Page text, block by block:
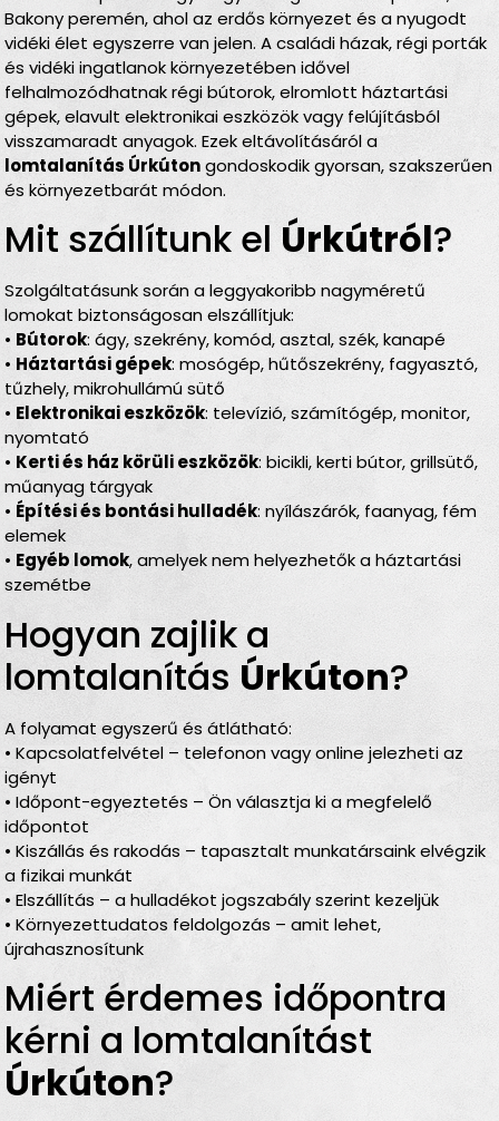
Bakony peremén, ahol az erdős környezet és a nyugodt
vidéki élet egyszerre van jelen. A családi házak, régi porták
és vidéki ingatlanok környezetében idővel
felhalmozódhatnak régi bútorok, elromlott háztartási
gépek, elavult elektronikai eszközök vagy felújításból
visszamaradt anyagok. Ezek eltávolításáról a
lomtalanítás Úrkútongondoskodik gyorsan, szakszerűen
és környezetbarát módon.
Mit szállítunk el Úrkútról?
Szolgáltatásunk során a leggyakoribb nagyméretű
lomokat biztonságosan elszállítjuk:
• Bútorok: ágy, szekrény, komód, asztal, szék, kanapé
• Háztartási gépek: mosógép, hűtőszekrény, fagyasztó,
tűzhely, mikrohullámú sütő
• Elektronikai eszközök: televízió, számítógép, monitor,
nyomtató
• Kerti és ház körüli eszközök: bicikli, kerti bútor, grillsütő,
műanyag tárgyak
• Építési és bontási hulladék: nyílászárók, faanyag, fém
elemek
• Egyéb lomok, amelyek nem helyezhetők a háztartási
szemétbe
Hogyan zajlik a
lomtalanítás Úrkúton?
A folyamat egyszerű és átlátható:
• Kapcsolatfelvétel – telefonon vagy online jelezheti az
igényt
• Időpont-egyeztetés – Ön választja ki a megfelelő
időpontot
• Kiszállás és rakodás – tapasztalt munkatársaink elvégzik
a fizikai munkát
• Elszállítás – a hulladékot jogszabály szerint kezeljük
• Környezettudatos feldolgozás – amit lehet,
újrahasznosítunk
Miért érdemes időpontra
kérni a lomtalanítást
Úrkúton?